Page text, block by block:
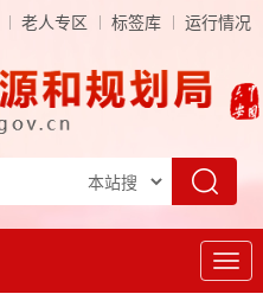
老人专区 标签库 运行情况
导